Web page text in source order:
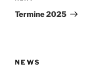
Post
Termine 2025
NEWS